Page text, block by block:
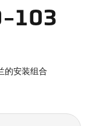
103
的安装组合